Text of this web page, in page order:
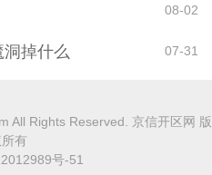
08-02
掉什么 07-31
All Rights Reserved. 京信开区网 版
有
号-51